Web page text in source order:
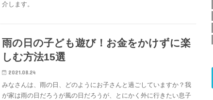
介します。
雨の日の子ども遊び！お金をかけずに楽
しむ方法15選
2021.08.24
みなさんは、雨の日、どのようにお子さんと過ごしていますか？我
が家は雨の日だろうが風の日だろうが、とにかく外に行きたい息子